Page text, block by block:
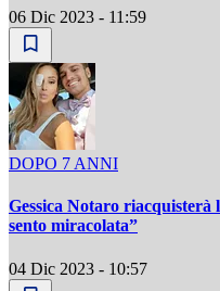
06 Dic 2023 - 11:59
DOPO 7 ANNI
Gessica Notaro riacquisterà
sento miracolata”
04 Dic 2023 - 10:57